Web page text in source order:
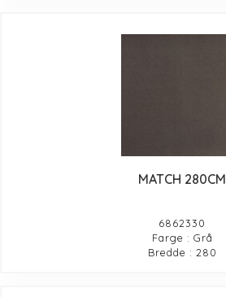
MATCH 280CM
6862330
Farge : Grå
Bredde : 280